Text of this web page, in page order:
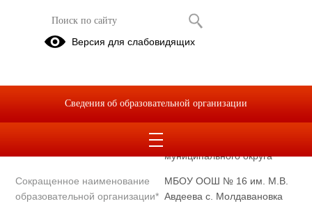
Полное наименование
образовательной организации* общеобразовательное
Советского Союза Михаила
Васильевича Авдеева с.
муниципального округа
Сокращенное наименование
образовательной организации*
МБОУ ООШ № 16 им. М.В.
Авдеева с. Молдавановка
Версия для слабовидящих
Сведения об образовательной организации